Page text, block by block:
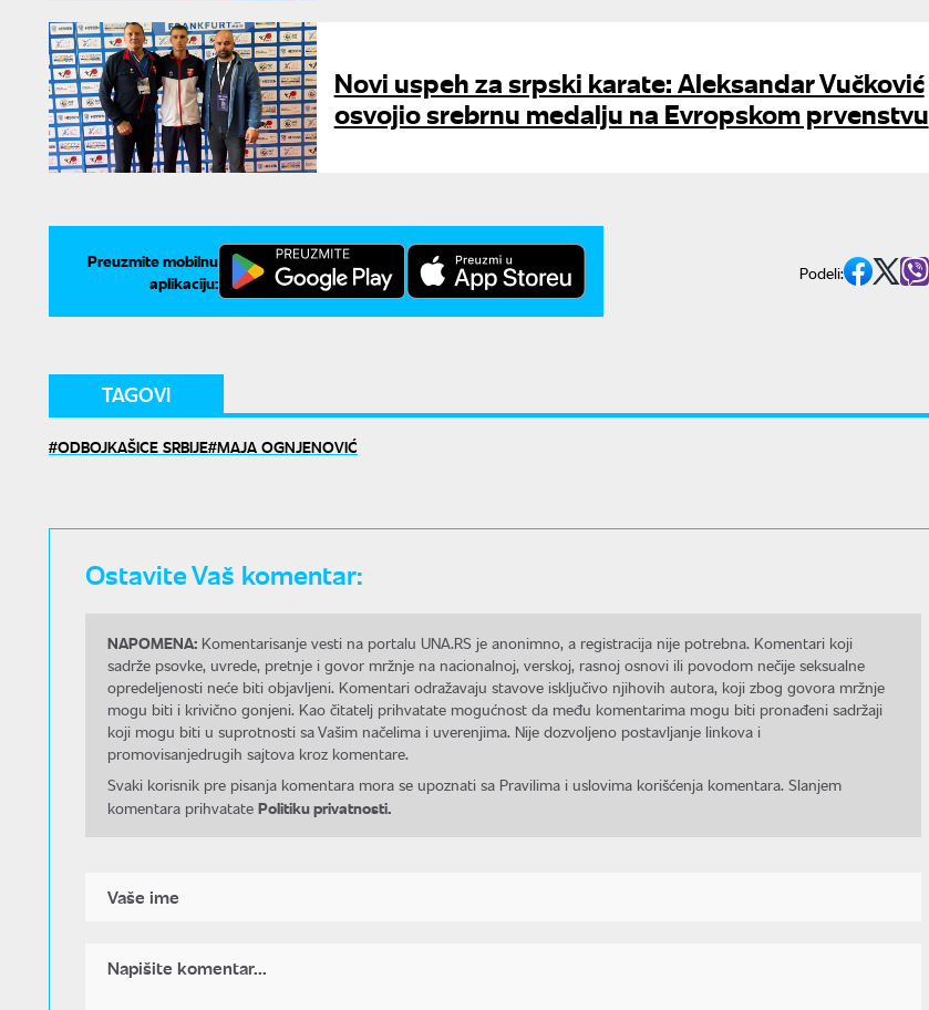
Novi uspeh za srpski karate: Aleksandar Vučković
osvojio srebrnu medalju na Evropskom prvenstvu
Preuzmite mobilnu
aplikaciju:
Podeli:
TAGOVI
ODBOJKAŠICE SRBIJE MAJA OGNJENOVIĆ
Ostavite Vaš komentar:
NAPOMENA: Komentarisanje vesti na portalu UNA.RS je anonimno, a registracija nije potrebna. Komentari koji
sadrže psovke, uvrede, pretnje i govor mržnje na nacionalnoj, verskoj, rasnoj osnovi ili povodom nečije seksualne
opredeljenosti neće biti objavljeni. Komentari odražavaju stavove isključivo njihovih autora, koji zbog govora mržnje
mogu biti i krivično gonjeni. Kao čitatelj prihvatate mogućnost da među komentarima mogu biti pronađeni sadržaji
koji mogu biti u suprotnosti sa Vašim načelima i uverenjima. Nije dozvoljeno postavljanje linkova i
promovisanjedrugih sajtova kroz komentare.
Svaki korisnik pre pisanja komentara mora se upoznati sa Pravilima i uslovima korišćenja komentara. Slanjem
komentara prihvatate Politiku privatnosti.